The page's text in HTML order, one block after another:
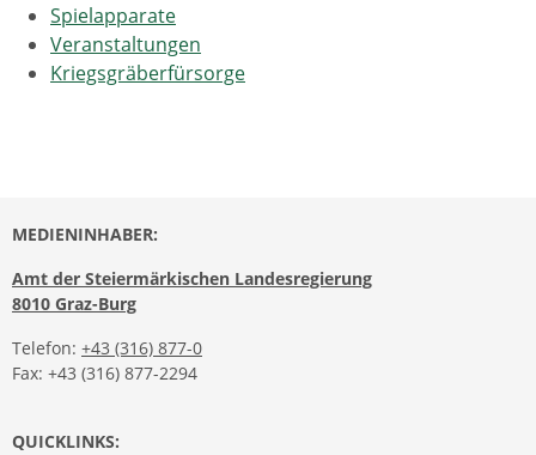
Spielapparate
Veranstaltungen
Kriegsgräberfürsorge
MEDIENINHABER:
Amt der Steiermärkischen Landesregierung
8010 Graz-Burg
Telefon: +43 (316) 877-0
Fax: +43 (316) 877-2294
QUICKLINKS: